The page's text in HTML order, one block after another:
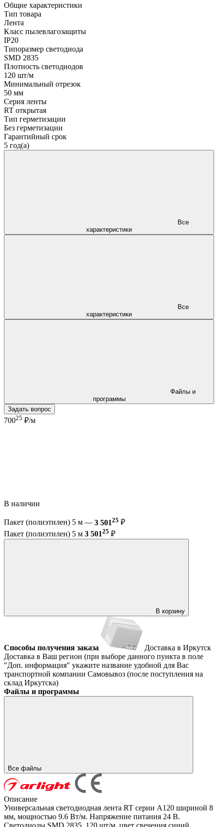
Общие характеристики
Тип товара
Лента
Класс пылевлагозащиты
IP20
Типоразмер светодиода
SMD 2835
Плотность светодиодов
120 шт/м
Минимальный отрезок
50 мм
Серия ленты
RT открытая
Тип герметизации
Без герметизации
Гарантийный срок
5 год(а)
характеристики
характеристики
программы
Задать вопрос
70025 ₽/м
В наличии
Пакет (полиэтилен) 5 м — 3 50125 ₽
Пакет (полиэтилен) 5 м 3 50125 ₽
В корзину
Способы получения заказа
Доставка в Иркутск
Доставка в Ваш регион (при выборе данного пункта в поле
"Доп. информация" укажите название удобной для Вас
транспортной компании Самовывоз (после поступления на
склад Иркутска)
Файлы и программы
Все файлы
Описание
Универсальная светодиодная лента RT серии A120 шириной 8
мм, мощностью 9.6 Вт/м. Напряжение питания 24 В.
Светодиоды SMD 2835, 120 шт/м, цвет свечения синий.